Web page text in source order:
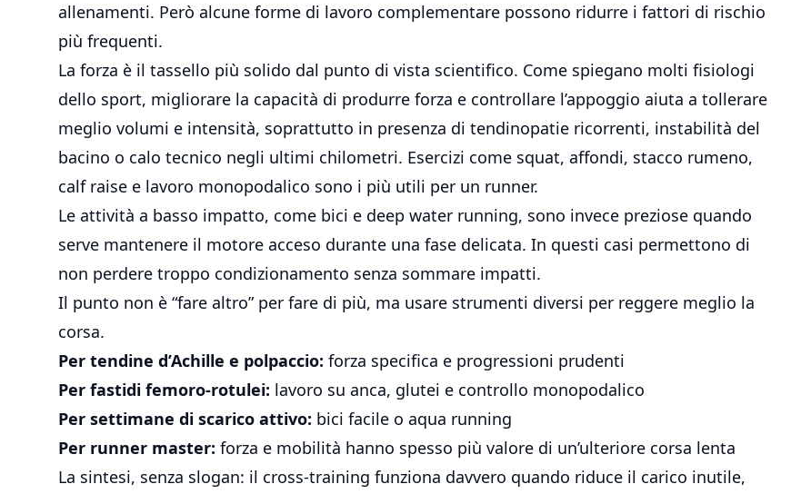
allenamenti. Però alcune forme di lavoro complementare possono ridurre i fattori di rischio
più frequenti.
La forza è il tassello più solido dal punto di vista scientifico. Come spiegano molti fisiologi
dello sport, migliorare la capacità di produrre forza e controllare l’appoggio aiuta a tollerare
meglio volumi e intensità, soprattutto in presenza di tendinopatie ricorrenti, instabilità del
bacino o calo tecnico negli ultimi chilometri. Esercizi come squat, affondi, stacco rumeno,
calf raise e lavoro monopodalico sono i più utili per un runner.
Le attività a basso impatto, come bici e deep water running, sono invece preziose quando
serve mantenere il motore acceso durante una fase delicata. In questi casi permettono di
non perdere troppo condizionamento senza sommare impatti.
Il punto non è “fare altro” per fare di più, ma usare strumenti diversi per reggere meglio la
corsa.
Per tendine d’Achille e polpaccio: forza specifica e progressioni prudenti
Per fastidi femoro-rotulei: lavoro su anca, glutei e controllo monopodalico
Per settimane di scarico attivo: bici facile o aqua running
Per runner master: forza e mobilità hanno spesso più valore di un’ulteriore corsa lenta
La sintesi, senza slogan: il cross-training funziona davvero quando riduce il carico inutile,